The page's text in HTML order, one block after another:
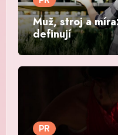
Muž, stroj a
definují
PR